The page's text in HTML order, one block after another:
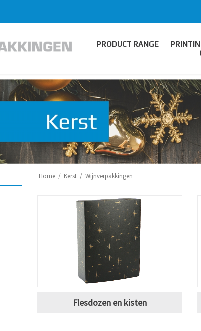
PRODUCT RANGE
Home / Kerst / Wijnverpakkingen
Flesdozen en kisten